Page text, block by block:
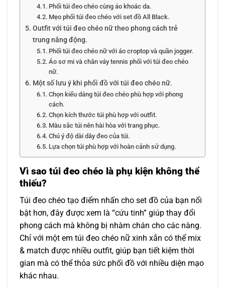
Phối túi đeo chéo cùng áo khoác da.
Mẹo phối túi đeo chéo với set đồ All Black.
Outfit với túi đeo chéo nữ theo phong cách trẻ
trung năng động.
Phối túi đeo chéo nữ với áo croptop và quần jogger.
Áo sơ mi và chân váy tennis phối với túi đeo chéo
nữ.
Một số lưu ý khi phối đồ với túi đeo chéo nữ.
Chọn kiểu dáng túi đeo chéo phù hợp với phong
cách.
Chọn kích thước túi phù hợp với outfit.
Màu sắc túi nên hài hòa với trang phục.
Chú ý độ dài dây đeo của túi.
Lựa chọn túi phù hợp với hoàn cảnh sử dụng.
Vì sao túi đeo chéo là phụ kiện không thể
thiếu?
Túi đeo chéo tạo điểm nhấn cho set đồ của bạn nổi
bật hơn, đây được xem là “cứu tinh” giúp thay đổi
phong cách mà không bị nhàm chán cho các nàng.
Chỉ với một em túi đeo chéo nữ xinh xắn có thể mix
& match được nhiều outfit, giúp bạn tiết kiệm thời
gian mà có thể thỏa sức phối đồ với nhiều diện mạo
khác nhau.